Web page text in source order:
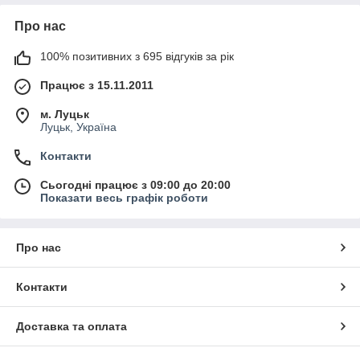
Про нас
100% позитивних з 695 відгуків за рік
Працює з 15.11.2011
м. Луцьк
Луцьк, Україна
Контакти
Сьогодні працює з 09:00 до 20:00
Показати весь графік роботи
Про нас
Контакти
Доставка та оплата